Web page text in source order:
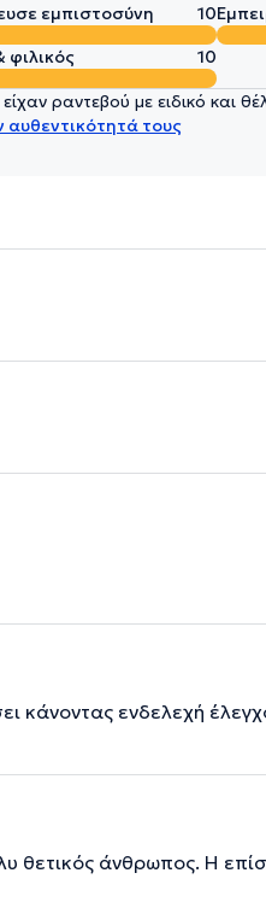
εμπιστοσύνη 10
φιλικός 10
ραντεβού με ειδικό και
τους
κάνοντας ενδελεχή
θετικός άνθρωπος. Η